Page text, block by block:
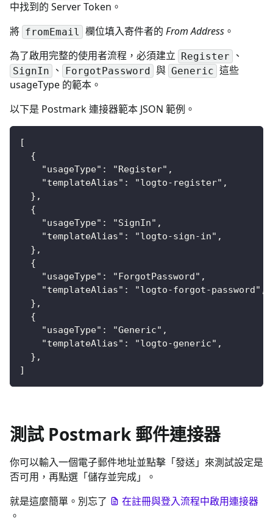
中找到的 Server Token。
將 fromEmail 欄位填入寄件者的 From Address 。
為了啟用完整的使用者流程，必須建立 Register 、
SignIn 、 ForgotPassword 與 Generic 這些
usageType 的範本。
以下是 Postmark 連接器範本 JSON 範例。
[
  {
    "usageType": "Register",
    "templateAlias": "logto-register",
  },
  {
    "usageType": "SignIn",
    "templateAlias": "logto-sign-in",
  },
  {
    "usageType": "ForgotPassword",
    "templateAlias": "logto-forgot-password",
  },
  {
    "usageType": "Generic",
    "templateAlias": "logto-generic",
  },
]
測試 Postmark 郵件連接器
你可以輸入一個電子郵件地址並點擊「發送」來測試設定是
否可用，再點選「儲存並完成」。
就是這麼簡單。別忘了
在註冊與登入流程中啟用連接器
。